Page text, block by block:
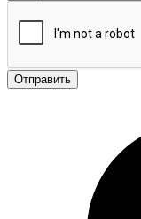
Отправить